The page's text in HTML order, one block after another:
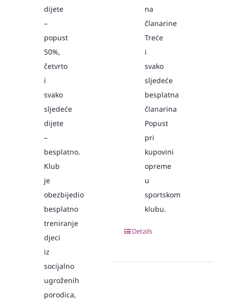
dijete
–
popust
50%,
četvrto
i
svako
sljedeće
dijete
–
besplatno.
Klub
je
obezbijedio
besplatno
treniranje
djeci
iz
socijalno
ugroženih
porodica,
na
članarine
Treće
i
svako
sljedeće
besplatna
članarina
Popust
pri
kupovini
opreme
u
sportskom
klubu.
Details